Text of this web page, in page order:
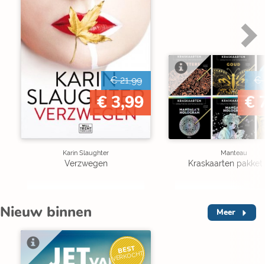
€ 21,99
€ 3,99
Karin Slaughter
Verzwegen
€
€
Manteau
Kraskaarten pakket
Nieuw binnen Meer
BEST
VERKOCHT